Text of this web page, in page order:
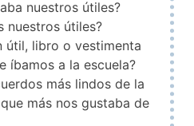
nuestros útiles?
nuestros útiles?
útil, libro o vestimenta
íbamos a la escuela?
más lindos de la
más nos gustaba de